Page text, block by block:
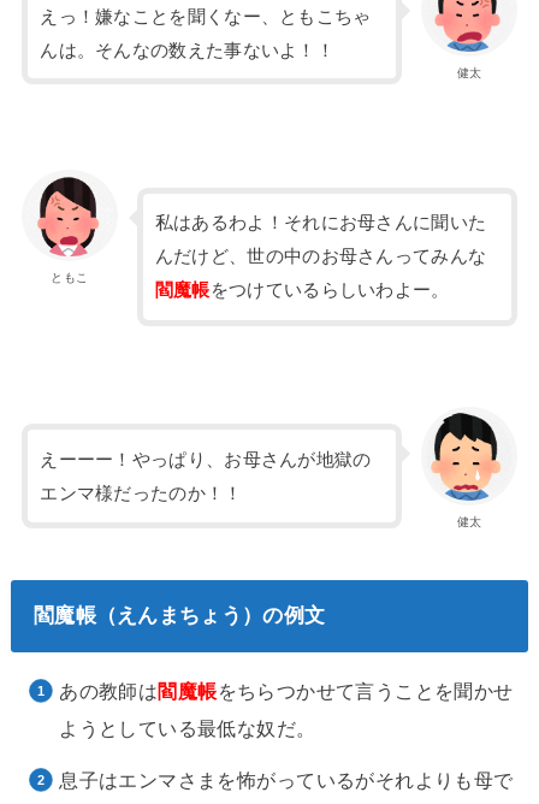
健太
えっ！嫌なことを聞くなー、ともこちゃ
んは。そんなの数えた事ないよ！！
ともこ
私はあるわよ！それにお母さんに聞いた
んだけど、世の中のお母さんってみんな
閻魔帳をつけているらしいわよー。
健太
えーーー！やっぱり、お母さんが地獄の
エンマ様だったのか！！
閻魔帳（えんまちょう）の例文
あの教師は閻魔帳をちらつかせて言うことを聞かせ
ようとしている最低な奴だ。
息子はエンマさまを怖がっているがそれよりも母で